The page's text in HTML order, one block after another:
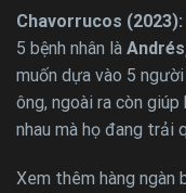
Chavorrucos (2023):
5 bệnh nhân là
muốn dựa vào 5
ông, ngoài ra còn
nhau mà họ đang trải
Xem thêm hàng